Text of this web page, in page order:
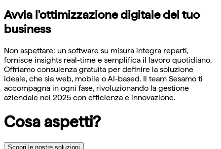
Avvia l'ottimizzazione digitale del tuo
business
Non aspettare: un software su misura integra reparti,
fornisce insights real-time e semplifica il lavoro quotidiano.
Offriamo consulenza gratuita per definire la soluzione
ideale, che sia web, mobile o AI-based. Il team Sesamo ti
accompagna in ogni fase, rivoluzionando la gestione
aziendale nel 2025 con efficienza e innovazione.
Cosa aspetti?
Scopri le nostre soluzioni